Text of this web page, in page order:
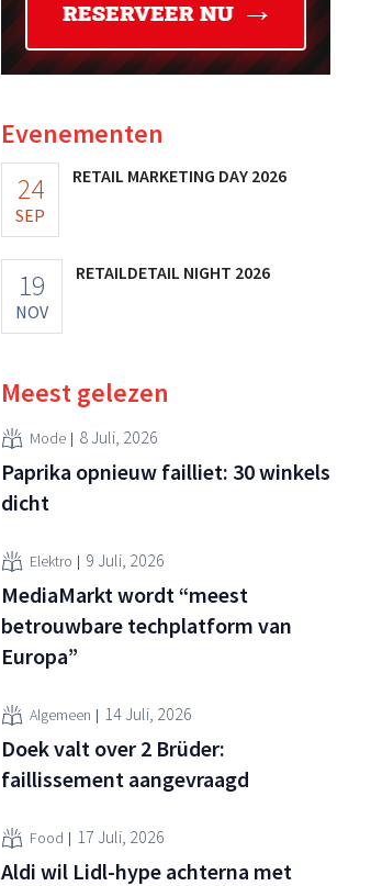
Evenementen
24
SEP
RETAIL MARKETING DAY 2026
19
NOV
RETAILDETAIL NIGHT 2026
Meest gelezen
Mode 8 Juli, 2026
Paprika opnieuw failliet: 30 winkels
dicht
Elektro 9 Juli, 2026
MediaMarkt wordt “meest
betrouwbare techplatform van
Europa”
Algemeen 14 Juli, 2026
Doek valt over 2 Brüder:
faillissement aangevraagd
Food 17 Juli, 2026
Aldi wil Lidl-hype achterna met